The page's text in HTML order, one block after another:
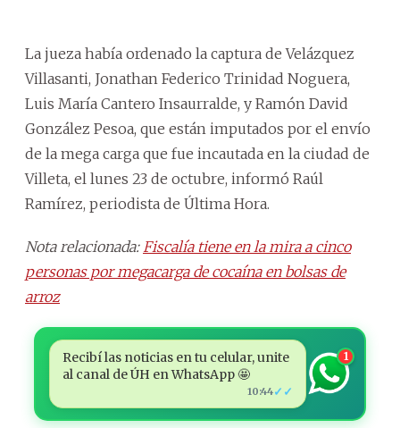
La jueza había ordenado la captura de Velázquez
Villasanti, Jonathan Federico Trinidad Noguera,
Luis María Cantero Insaurralde, y Ramón David
González Pesoa, que están imputados por el envío
de la mega carga que fue incautada en la ciudad de
Villeta, el lunes 23 de octubre, informó Raúl
Ramírez, periodista de Última Hora.
Nota relacionada: Fiscalía tiene en la mira a cinco
personas por megacarga de cocaína en bolsas de
arroz
Recibí las noticias en tu celular, unite
al canal de ÚH en WhatsApp 🤩
10:44✓✓
1